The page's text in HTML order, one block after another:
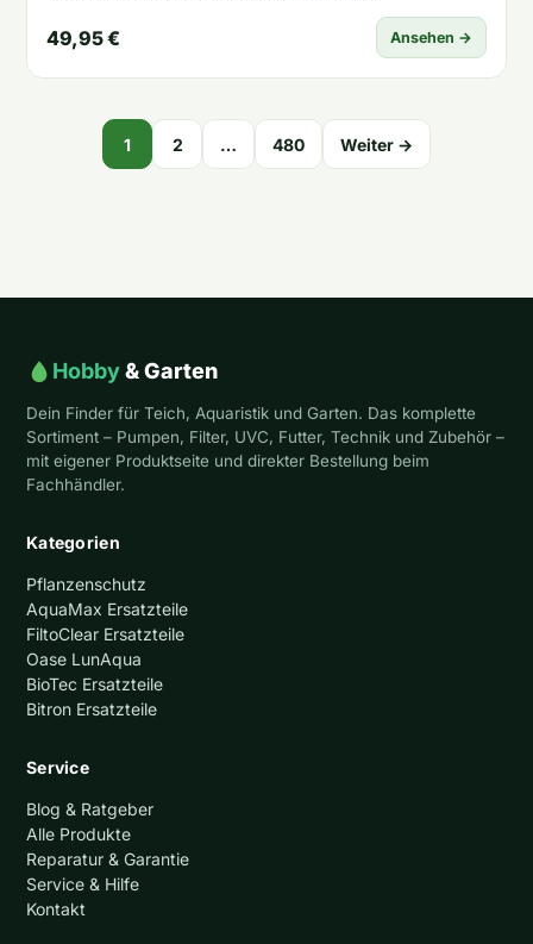
49,95 € Ansehen →
Seitennummerierung
1 2 … 480 Weiter →
Hobby& Garten
Dein Finder für Teich, Aquaristik und Garten. Das komplette
Sortiment – Pumpen, Filter, UVC, Futter, Technik und Zubehör –
mit eigener Produktseite und direkter Bestellung beim
Fachhändler.
Kategorien
Pflanzenschutz
AquaMax Ersatzteile
FiltoClear Ersatzteile
Oase LunAqua
BioTec Ersatzteile
Bitron Ersatzteile
Service
Blog & Ratgeber
Alle Produkte
Reparatur & Garantie
Service & Hilfe
Kontakt